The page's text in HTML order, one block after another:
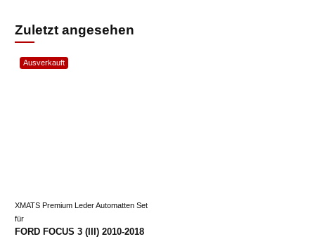
Zuletzt angesehen
Ausverkauft
XMATS Premium Leder Automatten Set
für
FORD FOCUS 3 (III) 2010-2018